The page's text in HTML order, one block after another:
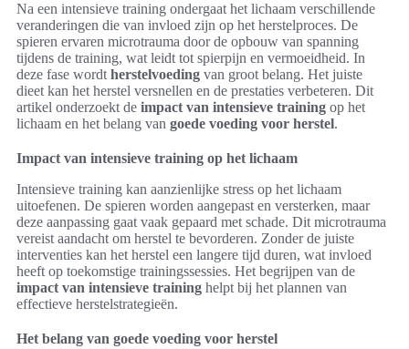
Na een intensieve training ondergaat het lichaam verschillende
veranderingen die van invloed zijn op het herstelproces. De
spieren ervaren microtrauma door de opbouw van spanning
tijdens de training, wat leidt tot spierpijn en vermoeidheid. In
deze fase wordt herstelvoeding van groot belang. Het juiste
dieet kan het herstel versnellen en de prestaties verbeteren. Dit
artikel onderzoekt de impact van intensieve training op het
lichaam en het belang van goede voeding voor herstel.
Impact van intensieve training op het lichaam
Intensieve training kan aanzienlijke stress op het lichaam
uitoefenen. De spieren worden aangepast en versterken, maar
deze aanpassing gaat vaak gepaard met schade. Dit microtrauma
vereist aandacht om herstel te bevorderen. Zonder de juiste
interventies kan het herstel een langere tijd duren, wat invloed
heeft op toekomstige trainingssessies. Het begrijpen van de
impact van intensieve training helpt bij het plannen van
effectieve herstelstrategieën.
Het belang van goede voeding voor herstel